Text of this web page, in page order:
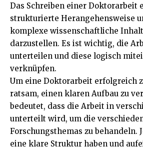
Das Schreiben einer Doktorarbeit
strukturierte Herangehensweise
komplexe wissenschaftliche
darzustellen. Es ist wichtig, die
unterteilen und diese logisch
verknüpfen.
Um eine Doktorarbeit erfolgreich
ratsam, einen klaren Aufbau zu
bedeutet, dass die Arbeit in
unterteilt wird, um die
Forschungsthemas zu behandeln.
eine klare Struktur haben und